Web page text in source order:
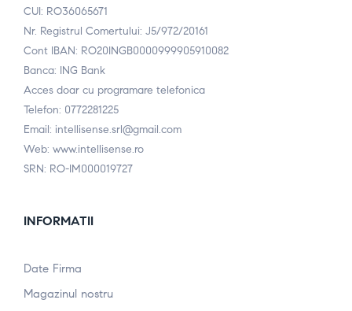
CUI: RO36065671
Nr. Registrul Comertului: J5/972/20161
Cont IBAN: RO20INGB0000999905910082
Banca: ING Bank
Acces doar cu programare telefonica
Telefon: 0772281225
Email: intellisense.srl@gmail.com
Web: www.intellisense.ro
SRN: RO-IM000019727
INFORMATII
Date Firma
Magazinul nostru